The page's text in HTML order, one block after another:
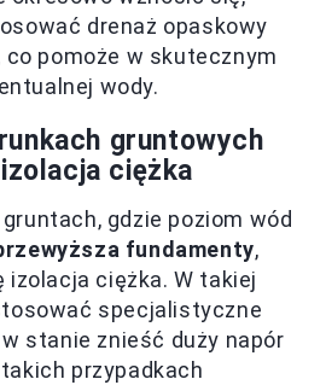
drenaż opaskowy
co pomoże w skutecznym
wody.
gruntowych
ciężka
gdzie poziom wód
fundamenty,
izolacja ciężka. W takiej
specjalistyczne
stanie znieść duży napór
przypadkach